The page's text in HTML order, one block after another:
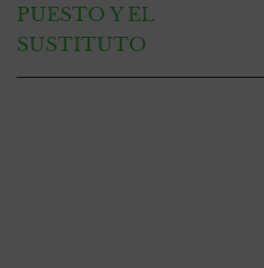
PUESTO Y EL
SUSTITUTO